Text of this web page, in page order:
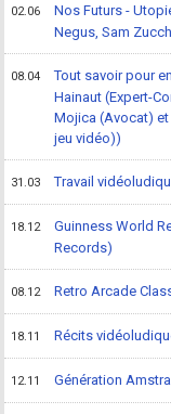
02.06
Nos Futurs -
Negus, Sam
08.04
Tout savoir pour
Hainaut (Expert-
Mojica (Avocat)
jeu vidéo))
31.03 Travail
18.12
Guinness World
Records)
08.12 Retro Arcade
18.11 Récits
12.11 Génération